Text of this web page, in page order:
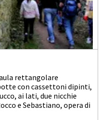
aula rettangolare
con cassettoni dipinti,
ai lati, due nicchie
e Sebastiano, opera di